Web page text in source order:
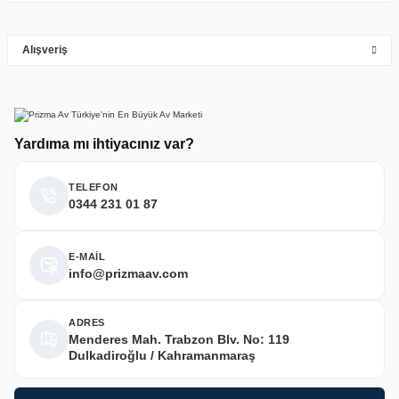
Deneyimini Paylaş
Yardıma mı ihtiyacınız var?
TELEFON
0344 231 01 87
E-MAİL
info@prizmaav.com
ADRES
Menderes Mah. Trabzon Blv. No: 119
Dulkadiroğlu / Kahramanmaraş
Alışveriş